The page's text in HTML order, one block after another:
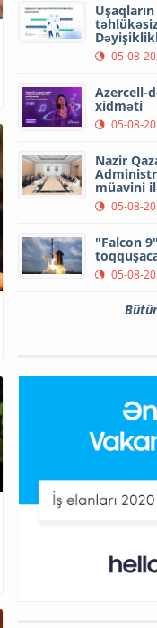
05-08-
Azercell-
xidməti
05-08-
Nazir
müavini
05-08-
"Falcon
05-08-